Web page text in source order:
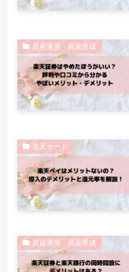
資産運用・資産形成
楽天カード
資産運用・資産形成